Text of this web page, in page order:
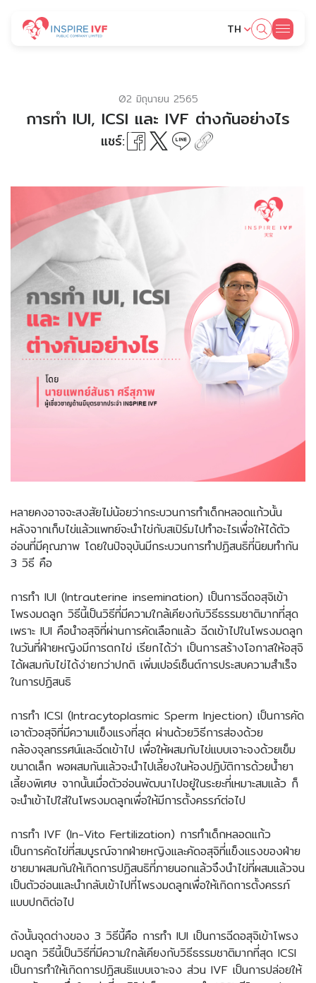
TH
Web Design by
02 มิถุนายน 2565
การทำ IUI, ICSI และ IVF ต่างกันอย่างไร
แชร์:
หลายคงอาจจะสงสัยไม่น้อยว่ากระบวนการทำเด็กหลอดแก้วนั้น
หลังจากเก็บไข่แล้วแพทย์จะนำไข่กับสเปิร์มไปทำอะไรเพื่อให้ได้ตัว
อ่อนที่มีคุณภาพ โดยในปัจจุบันมีกระบวนการทำปฏิสนธิที่นิยมทำกัน
3 วิธี คือ
การทำ IUI (Intrauterine insemination) เป็นการฉีดอสุจิเข้า
โพรงมดลูก วิธีนี้เป็นวิธีที่มีความใกล้เคียงกับวิธีธรรมชาติมากที่สุด
เพราะ IUI คือนำอสุจิที่ผ่านการคัดเลือกแล้ว ฉีดเข้าไปในโพรงมดลูก
ในวันที่ฝ่ายหญิงมีการตกไข่ เรียกได้ว่า เป็นการสร้างโอกาสให้อสุจิ
ได้ผสมกับไข่ได้ง่ายกว่าปกติ เพิ่มเปอร์เซ็นต์การประสบความสำเร็จ
ในการปฏิสนธิ
การทำ ICSI (Intracytoplasmic Sperm Injection) เป็นการคัด
เอาตัวอสุจิที่มีความแข็งแรงที่สุด ผ่านด้วยวิธีการส่องด้วย
กล้องจุลทรรศน์และฉีดเข้าไป เพื่อให้ผสมกับไข่แบบเจาะจงด้วยเข็ม
ขนาดเล็ก พอผสมกันแล้วจะนำไปเลี้ยงในห้องปฏิบัติการด้วยน้ำยา
เลี้ยงพิเศษ จากนั้นเมื่อตัวอ่อนพัฒนาไปอยู่ในระยะที่เหมาะสมแล้ว ก็
จะนำเข้าไปใส่ในโพรงมดลูกเพื่อให้มีการตั้งครรภ์ต่อไป
การทำ IVF (In-Vito Fertilization) การทำเด็กหลอดแก้ว
เป็นการคัดไข่ที่สมบูรณ์จากฝ่ายหญิงและคัดอสุจิที่แข็งแรงของฝ่าย
ชายมาผสมกันให้เกิดการปฏิสนธิที่ภายนอกแล้วจึงนำไข่ที่ผสมแล้วจน
เป็นตัวอ่อนและนำกลับเข้าไปที่โพรงมดลูกเพื่อให้เกิดการตั้งครรภ์
แบบปกติต่อไป
ดังนั้นจุดต่างของ 3 วิธีนี้คือ การทำ IUI เป็นการฉีดอสุจิเข้าโพรง
มดลูก วิธีนี้เป็นวิธีที่มีความใกล้เคียงกับวิธีธรรมชาติมากที่สุด ICSI
เป็นการทำให้เกิดการปฏิสนธิแบบเจาะจง ส่วน IVF เป็นการปล่อยให้